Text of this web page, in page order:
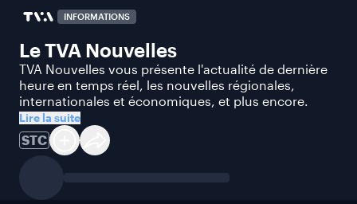
INFORMATIONS
Le TVA Nouvelles
TVA Nouvelles vous présente l'actualité de dernière
heure en temps réel, les nouvelles régionales,
internationales et économiques, et plus encore.
Lire la suite
STC